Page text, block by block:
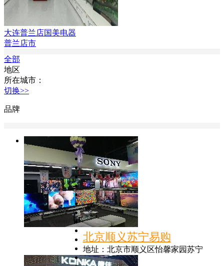
大连普兰店国美电器
普兰店市
全部
地区
所在城市：
切换>>
品牌
北京顺义苏宁易购
地址：北京市顺义区怡馨家园苏宁